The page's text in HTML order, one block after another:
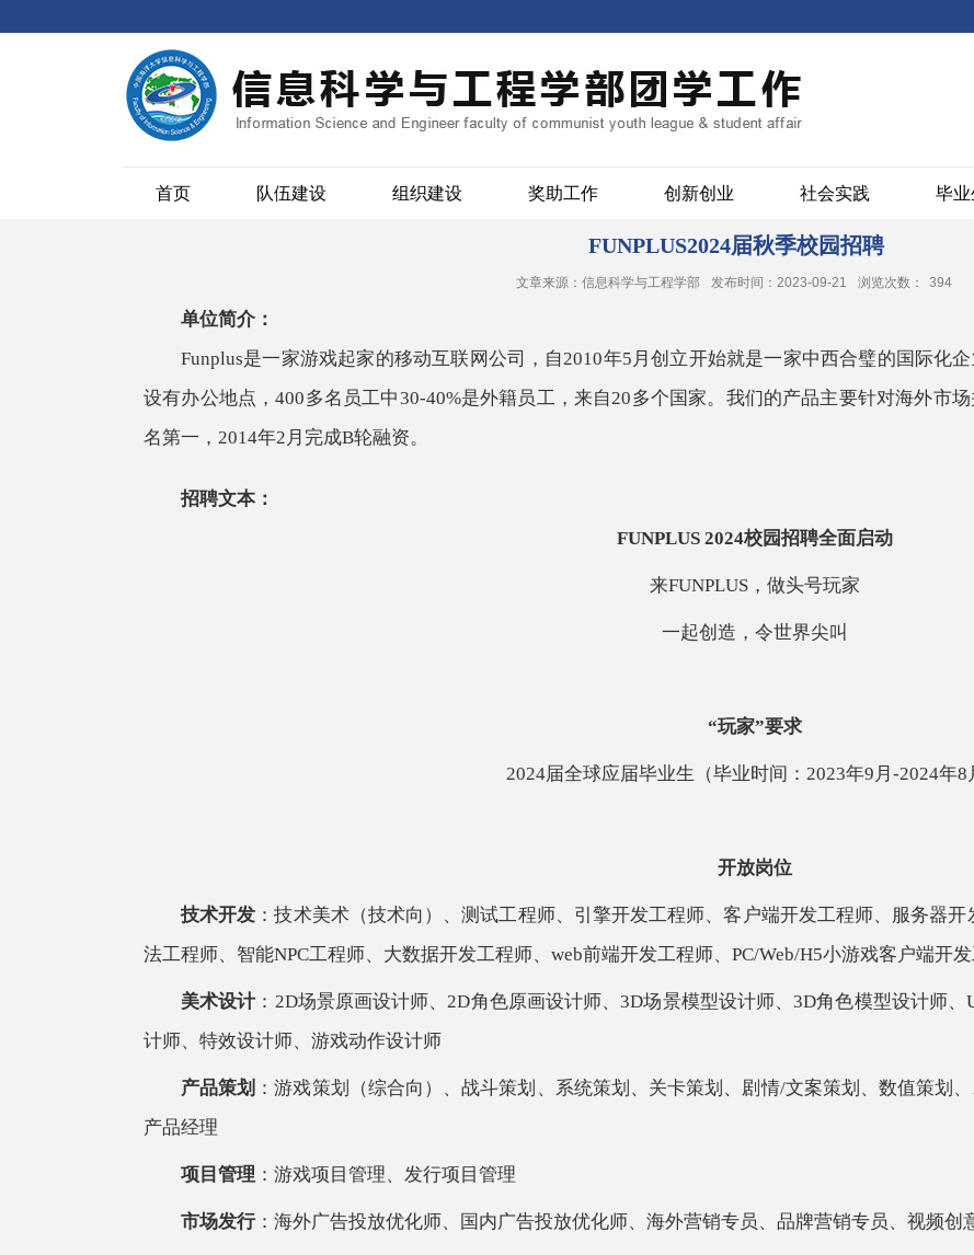
首页 队伍建设 组织建设 奖助工作 创新创业 社会实践 毕业
FUNPLUS2024届秋季校园招聘
文章来源：信息科学与工程学部 发布时间：2023-09-21 浏览次数： 394
单位简介：
Funplus是一家游戏起家的移动互联网公司，自2010年5月创立开始就是一家中西合璧的国际化
设有办公地点，400多名员工中30-40%是外籍员工，来自20多个国家。我们的产品主要针对海外市
名第一，2014年2月完成B轮融资。
招聘文本：
FUNPLUS 2024校园招聘全面启动
来FUNPLUS，做头号玩家
一起创造，令世界尖叫
“玩家”要求
2024届全球应届毕业生（毕业时间：2023年9月-2024年8
开放岗位
技术开发 ：技术美术（技术向）、测试工程师、引擎开发工程师、客户端开发工程师、服务器开
法工程师、智能NPC工程师、大数据开发工程师、web前端开发工程师、PC/Web/H5小游戏客户端开
美术设计： 2D场景原画设计师、2D角色原画设计师、3D场景模型设计师、3D角色模型设计师
计师、特效设计师、游戏动作设计师
产品策划 ：游戏策划（综合向）、战斗策划、系统策划、关卡策划、剧情/文案策划、数值策划
产品经理
项目管理 ：游戏项目管理、发行项目管理
市场发行：海外广告投放优化师、国内广告投放优化师、海外营销专员、品牌营销专员、视频创